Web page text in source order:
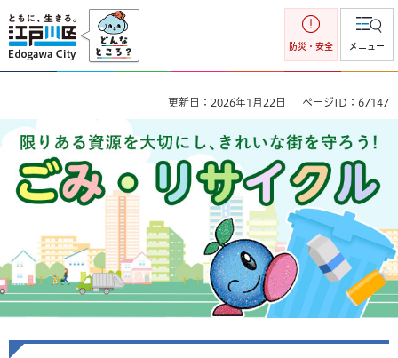
江戸川区
防災・安全 メニュー
更新日：2026年1月22日 ページID：67147
ごみ・リサイクル 限りのある資源を大切にし、きれいな街を
守ろう！